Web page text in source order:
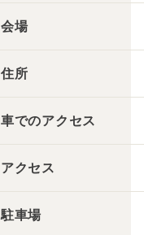
会場
住所
車でのアクセス
アクセス
駐車場